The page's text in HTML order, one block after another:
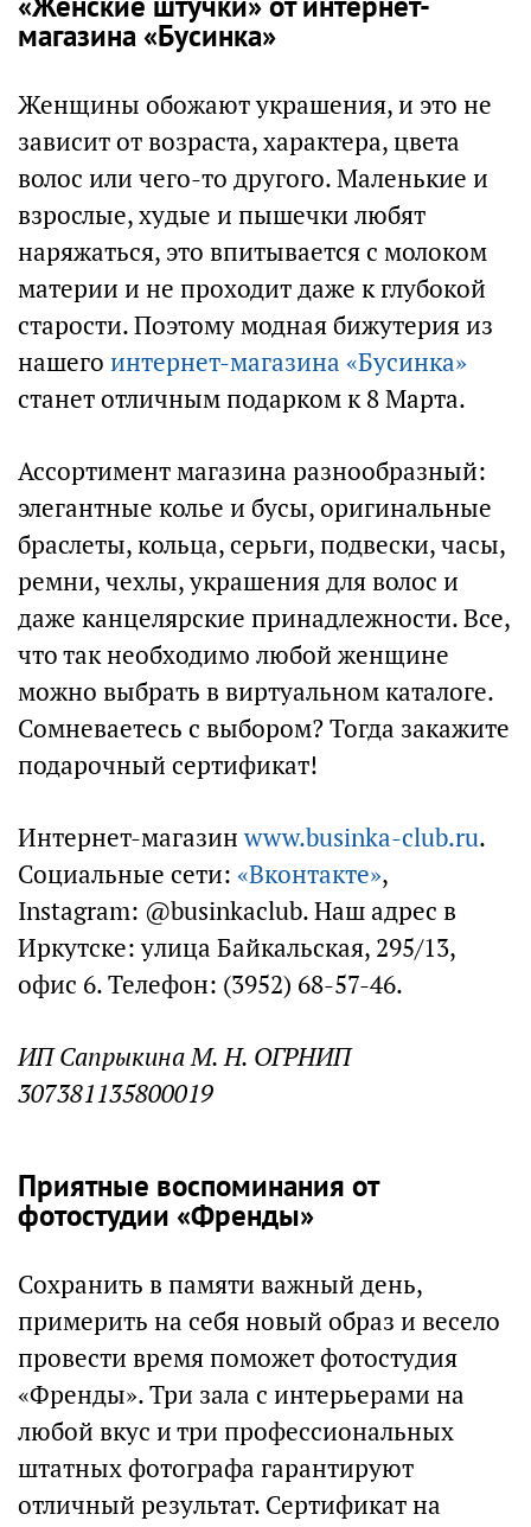
магазина «Бусинка»
Женщины обожают украшения, и это не
зависит от возраста, характера, цвета
волос или чего-то другого. Маленькие и
взрослые, худые и пышечки любят
наряжаться, это впитывается с молоком
материи и не проходит даже к глубокой
старости. Поэтому модная бижутерия из
нашего интернет-магазина «Бусинка»
станет отличным подарком к 8 Марта.
Ассортимент магазина разнообразный:
элегантные колье и бусы, оригинальные
браслеты, кольца, серьги, подвески, часы,
ремни, чехлы, украшения для волос и
даже канцелярские принадлежности. Все,
что так необходимо любой женщине
можно выбрать в виртуальном каталоге.
Сомневаетесь с выбором? Тогда закажите
подарочный сертификат!
Интернет-магазинwww.businka-club.ru.
Социальные сети: «Вконтакте»,
Instagram: @businkaclub. Наш адрес в
Иркутске: улица Байкальская, 295/13,
офис 6. Телефон: (3952) 68-57-46.
ИП Сапрыкина М. Н. ОГРНИП
307381135800019
Приятные воспоминания от
фотостудии «Френды»
Сохранить в памяти важный день,
примерить на себя новый образ и весело
провести время поможет фотостудия
«Френды». Три зала с интерьерами на
любой вкус и три профессиональных
штатных фотографа гарантируют
отличный результат. Сертификат на